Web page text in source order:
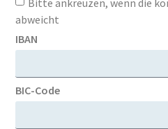
abweicht
IBAN
BIC-Code